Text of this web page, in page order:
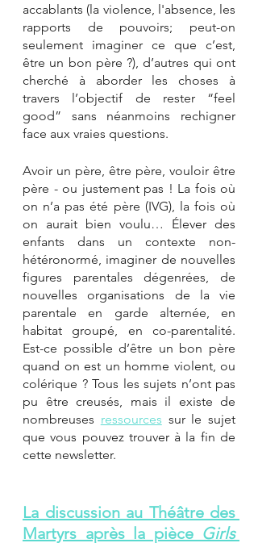
accablants (la violence, l'absence, les
rapports de pouvoirs; peut-on
seulement imaginer ce que c’est,
être un bon père ?), d’autres qui ont
cherché à aborder les choses à
travers l’objectif de rester “feel
good” sans néanmoins rechigner
face aux vraies questions.
Avoir un père, être père, vouloir être
père - ou justement pas ! La fois où
on n’a pas été père (IVG), la fois où
on aurait bien voulu… Élever des
enfants dans un contexte non-
hétéronormé, imaginer de nouvelles
figures parentales dégenrées, de
nouvelles organisations de la vie
parentale en garde alternée, en
habitat groupé, en co-parentalité.
Est-ce possible d’être un bon père
quand on est un homme violent, ou
colérique ? Tous les sujets n’ont pas
pu être creusés, mais il existe de
nombreuses ressources sur le sujet
que vous pouvez trouver à la fin de
cette newsletter.
La discussion au Théâtre des
Martyrs après la pièce Girls